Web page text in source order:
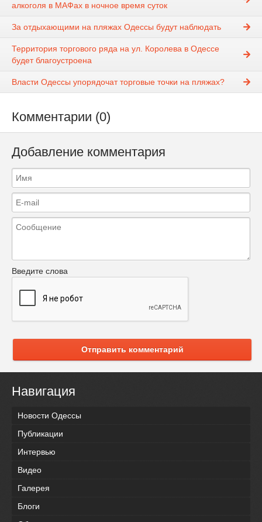
алкоголя в МАФах в ночное время суток
За отдыхающими на пляжах Одессы будут наблюдать
Территория торгового ряда на ул. Королева в Одессе
будет благоустроена
Власти Одессы упорядочат торговые точки на пляжах?
Комментарии (0)
Добавление комментария
Введите слова
Отправить комментарий
Навигация
Новости Одессы
Публикации
Интервью
Видео
Галерея
Блоги